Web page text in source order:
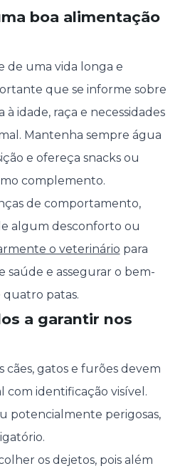
boa alimentação
de uma vida longa e
que se informe sobre
à idade, raça e necessidades
Mantenha sempre água
e ofereça snacks ou
complemento.
de comportamento,
algum desconforto ou
o veterinário para
saúde e assegurar o bem-
quatro patas.
a garantir nos
cães, gatos e furões devem
com identificação visível.
potencialmente perigosas,
os dejetos, pois além